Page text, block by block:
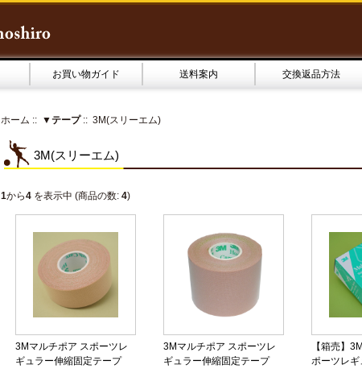
お買い物ガイド 送料案内 交換返品方法
ホーム :: ▼テープ:: 3M(スリーエム)
3M(スリーエム)
1から4 を表示中 (商品の数: 4)
3Mマルチポア スポーツレ
ギュラー伸縮固定テープ
3Mマルチポア スポーツレ
ギュラー伸縮固定テープ
【箱売】
ポーツレギ